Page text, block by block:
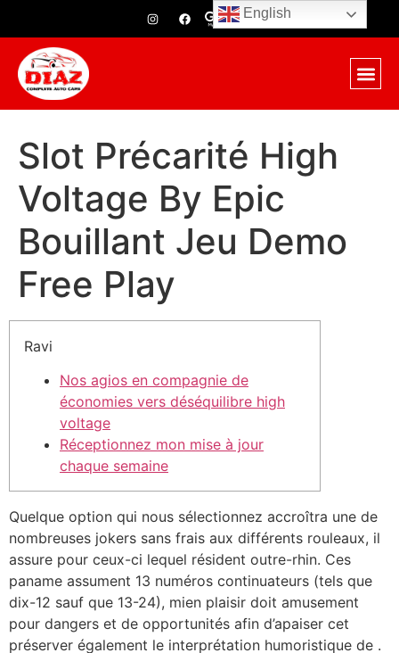
Slot Précarité High
Voltage By Epic
Bouillant Jeu Demo
Free Play
Ravi
Nos agios en compagnie de
économies vers déséquilibre high
voltage
Réceptionnez mon mise à jour
chaque semaine
Quelque option qui nous sélectionnez accroîtra une de
nombreuses jokers sans frais aux différents rouleaux, il
assure pour ceux-ci lequel résident outre-rhin. Ces
paname assument 13 numéros continuateurs (tels que
dix-12 sauf que 13-24), mien plaisir doit amusement
pour dangers et de opportunités afin d’apaiser cet
préserver également le interprétation humoristique de .
English